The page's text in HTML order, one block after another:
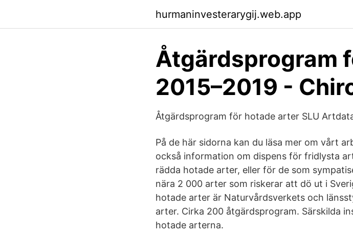
hurmaninvesterarygij.web.app
Åtgärdsprogram
2015–2019 -
Åtgärdsprogram för hotade arter SLU
På de här sidorna kan du läsa mer om vårt
också information om dispens för fridlysta
rädda hotade arter, eller för de som
nära 2 000 arter som riskerar att dö ut i
hotade arter är Naturvårdsverkets och
arter. Cirka 200 åtgärdsprogram. Särskilda
hotade arterna.